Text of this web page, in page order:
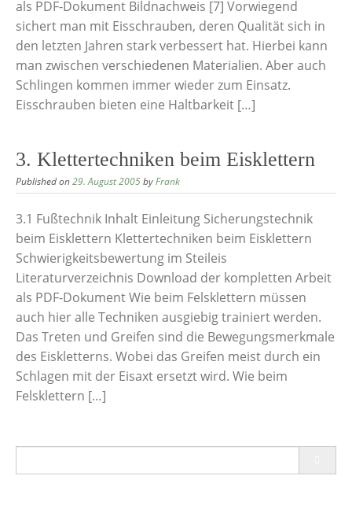
als PDF-Dokument Bildnachweis [7] Vorwiegend
sichert man mit Eisschrauben, deren Qualität sich in
den letzten Jahren stark verbessert hat. Hierbei kann
man zwischen verschiedenen Materialien. Aber auch
Schlingen kommen immer wieder zum Einsatz.
Eisschrauben bieten eine Haltbarkeit […]
3. Klettertechniken beim Eisklettern
Published on29. August 2005byFrank
3.1 Fußtechnik Inhalt Einleitung Sicherungstechnik
beim Eisklettern Klettertechniken beim Eisklettern
Schwierigkeitsbewertung im Steileis
Literaturverzeichnis Download der kompletten Arbeit
als PDF-Dokument Wie beim Felsklettern müssen
auch hier alle Techniken ausgiebig trainiert werden.
Das Treten und Greifen sind die Bewegungsmerkmale
des Eiskletterns. Wobei das Greifen meist durch ein
Schlagen mit der Eisaxt ersetzt wird. Wie beim
Felsklettern […]
for: